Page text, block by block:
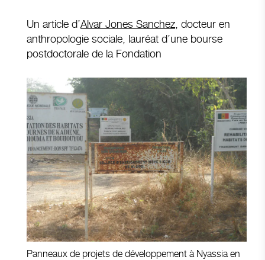
Un article d’Alvar Jones Sanchez , docteur en
anthropologie sociale, lauréat d’une bourse
postdoctorale de la Fondation
Panneaux de projets de développement à Nyassia en